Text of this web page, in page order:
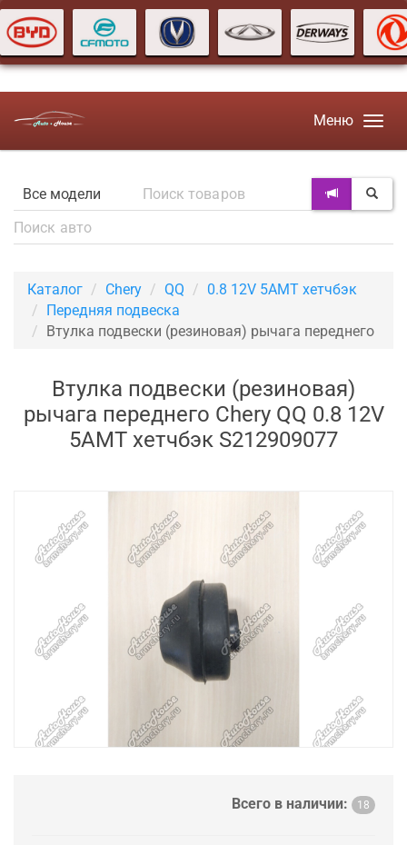
Меню
Каталог Chery QQ
0.8 12V 5AMT хетчбэк
Передняя подвеска
Втулка подвески (резиновая) рычага переднего
Втулка подвески (резиновая)
рычага переднего Chery QQ 0.8 12V
5AMT хетчбэк S212909077
Всего в наличии: 18